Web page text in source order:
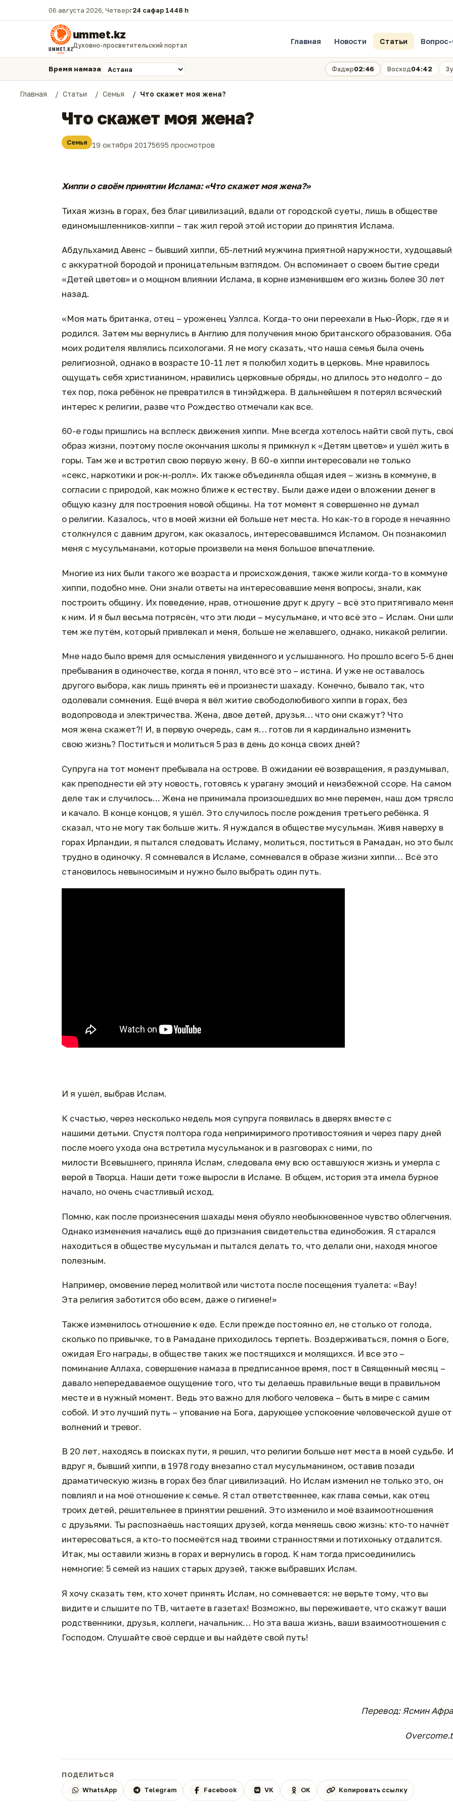
06 августа 2026, Четверг24 сафар 1448 һ.
ummet.kz
Духовно-просветительский портал Главная Новости Статьи
Время намаза Фаджр02:46 Восход04:42
Главная Статьи Семья Что скажет моя жена?
Что скажет моя жена?
Семья 19 октября 20175695 просмотров
Хиппи о своём принятии Ислама: «Что скажет моя жена?»
Тихая жизнь в горах, без благ цивилизаций, вдали от городской суеты, лишь в обществе
единомышленников-хиппи – так жил герой этой истории до принятия Ислама.
Абдульхамид Авенс – бывший хиппи, 65-летний мужчина приятной наружности,
с аккуратной бородой и проницательным взглядом. Он вспоминает о своем бытие среди
«Детей цветов» и о мощном влиянии Ислама, в корне изменившем его жизнь более 30 лет
назад.
«Моя мать британка, отец – уроженец Уэллса. Когда-то они переехали в Нью-Йорк, где я и
родился. Затем мы вернулись в Англию для получения мною британского образования. Оба
моих родителя являлись психологами. Я не могу сказать, что наша семья была очень
религиозной, однако в возрасте 10-11 лет я полюбил ходить в церковь. Мне нравилось
ощущать себя христианином, нравились церковные обряды, но длилось это недолго – до
тех пор, пока ребёнок не превратился в тинэйджера. В дальнейшем я потерял всяческий
интерес к религии, разве что Рождество отмечали как все.
60-е годы пришлись на всплеск движения хиппи. Мне всегда хотелось найти свой путь,
образ жизни, поэтому после окончания школы я примкнул к «Детям цветов» и ушёл жить в
горы. Там же и встретил свою первую жену. В 60-е хиппи интересовали не только
«секс, наркотики и рок-н-ролл». Их также объединяла общая идея – жизнь в коммуне, в
согласии с природой, как можно ближе к естеству. Были даже идеи о вложении денег в
общую казну для построения новой общины. На тот момент я совершенно не думал
о религии. Казалось, что в моей жизни ей больше нет места. Но как-то в городе я нечаянно
столкнулся с давним другом, как оказалось, интересовавшимся Исламом. Он познакомил
меня с мусульманами, которые произвели на меня большое впечатление.
Многие из них были такого же возраста и происхождения, также жили когда-то в коммуне
хиппи, подобно мне. Они знали ответы на интересовавшие меня вопросы, знали, как
построить общину. Их поведение, нрав, отношение друг к другу – всё это притягивало меня
к ним. И я был весьма потрясён, что эти люди – мусульмане, и что всё это – Ислам. Они шли
тем же путём, который привлекал и меня, больше не желавшего, однако, никакой религии.
Мне надо было время для осмысления увиденного и услышанного. Но прошло всего 5-6
пребывания в одиночестве, когда я понял, что всё это – истина. И уже не оставалось
другого выбора, как лишь принять её и произнести шахаду. Конечно, бывало так, что
одолевали сомнения. Ещё вчера я вёл житие свободолюбивого хиппи в горах, без
водопровода и электричества. Жена, двое детей, друзья… что они скажут? Что
моя жена скажет?! И, в первую очередь, сам я… готов ли я кардинально изменить
свою жизнь? Поститься и молиться 5 раз в день до конца своих дней?
Супруга на тот момент пребывала на острове. В ожидании её возвращения, я раздумывал,
как преподнести ей эту новость, готовясь к урагану эмоций и неизбежной ссоре. На самом
деле так и случилось... Жена не принимала произошедших во мне перемен, наш дом трясло
и качало. В конце концов, я ушёл. Это случилось после рождения третьего ребёнка. Я
сказал, что не могу так больше жить. Я нуждался в обществе мусульман. Живя наверху в
горах Ирландии, я пытался следовать Исламу, молиться, поститься в Рамадан, но это
трудно в одиночку. Я сомневался в Исламе, сомневался в образе жизни хиппи… Всё это
становилось невыносимым и нужно было выбрать один путь.
И я ушёл, выбрав Ислам.
К счастью, через несколько недель моя супруга появилась в дверях вместе с
нашими детьми. Спустя полтора года непримиримого противостояния и через пару дней
после моего ухода она встретила мусульманок и в разговорах с ними, по
милости Всевышнего, приняла Ислам, следовала ему всю оставшуюся жизнь и умерла с
верой в Творца. Наши дети тоже выросли в Исламе. В общем, история эта имела бурное
начало, но очень счастливый исход.
Помню, как после произнесения шахады меня обуяло необыкновенное чувство облегчения.
Однако изменения начались ещё до признания свидетельства единобожия. Я старался
находиться в обществе мусульман и пытался делать то, что делали они, находя многое
полезным.
Например, омовение перед молитвой или чистота после посещения туалета: «Вау!
Эта религия заботится обо всем, даже о гигиене!»
Также изменилось отношение к еде. Если прежде постоянно ел, не столько от голода,
сколько по привычке, то в Рамадане приходилось терпеть. Воздерживаться, помня о Боге,
ожидая Его награды, в обществе таких же постящихся и молящихся. И все это –
поминание Аллаха, совершение намаза в предписанное время, пост в Священный месяц –
давало непередаваемое ощущение того, что ты делаешь правильные вещи в правильном
месте и в нужный момент. Ведь это важно для любого человека – быть в мире с самим
собой. И это лучший путь – упование на Бога, дарующее успокоение человеческой душе от
волнений и тревог.
В 20 лет, находясь в поисках пути, я решил, что религии больше нет места в моей судьбе. И
вдруг я, бывший хиппи, в 1978 году внезапно стал мусульманином, оставив позади
драматическую жизнь в горах без благ цивилизаций. Но Ислам изменил не только это, он
повлиял и на моё отношение к семье. Я стал ответственнее, как глава семьи, как отец
троих детей, решительнее в принятии решений. Это изменило и моё взаимоотношения
с друзьями. Ты распознаёшь настоящих друзей, когда меняешь свою жизнь: кто-то начнёт
интересоваться, а кто-то посмеётся над твоими странностями и потихоньку отдалится.
Итак, мы оставили жизнь в горах и вернулись в город. К нам тогда присоединились
немногие: 5 семей из наших старых друзей, также выбравших Ислам.
Я хочу сказать тем, кто хочет принять Ислам, но сомневается: не верьте тому, что вы
видите и слышите по ТВ, читаете в газетах! Возможно, вы переживаете, что скажут ваши
родственники, друзья, коллеги, начальник… Но эта ваша жизнь, ваши взаимоотношения с
Господом. Слушайте своё сердце и вы найдёте свой путь!
Перевод: Ясмин
ПОДЕЛИТЬСЯ
WhatsApp
Telegram Facebook VK OK Копировать ссылку